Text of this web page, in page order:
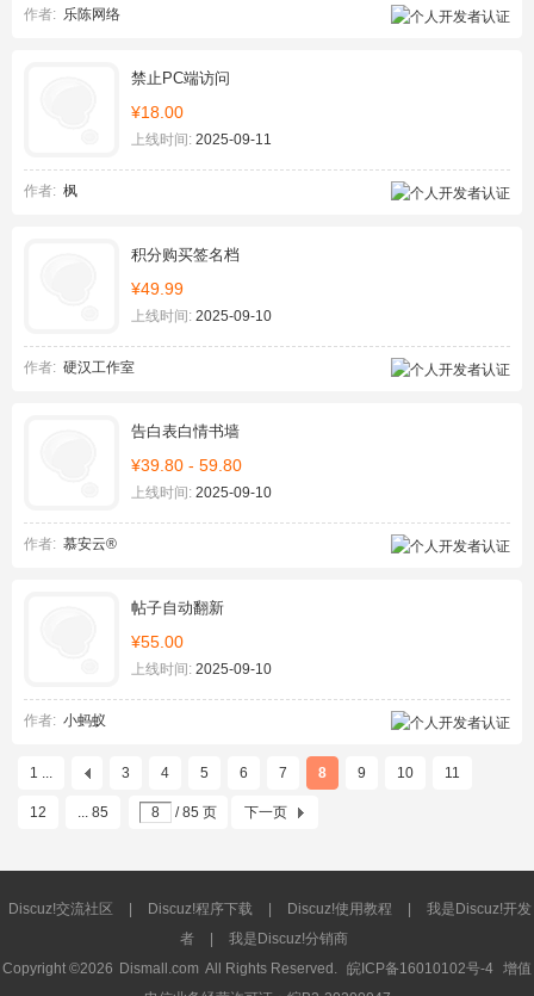
作者: 乐陈网络
禁止PC端访问
¥18.00
上线时间: 2025-09-11
作者: 枫
积分购买签名档
¥49.99
上线时间: 2025-09-10
作者: 硬汉工作室
告白表白情书墙
¥39.80 - 59.80
上线时间: 2025-09-10
作者: 慕安云®
帖子自动翻新
¥55.00
上线时间: 2025-09-10
作者: 小蚂蚁
1 ... 3 4 5 6 7 8 9 10 11
12 ... 85 / 85 页 下一页
Discuz!交流社区 Discuz!程序下载 Discuz!使用教程
我是Discuz!开发
者
我是Discuz!分销商
Copyright ©2026 Dismall.com All Rights Reserved. 皖ICP备16010102号-4 增值